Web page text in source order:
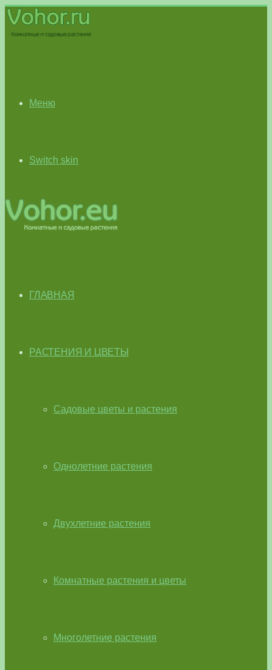
Меню
Switch skin
ГЛАВНАЯ
РАСТЕНИЯ И ЦВЕТЫ
Садовые цветы и растения
Однолетние растения
Двухлетние растения
Комнатные растения и цветы
Многолетние растения